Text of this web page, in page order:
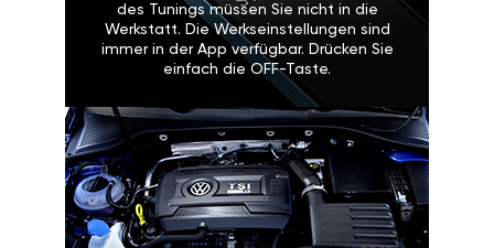
des Tunings müssen Sie nicht in die
Werkstatt. Die Werkseinstellungen sind
immer in der App verfügbar. Drücken Sie
einfach die OFF-Taste.